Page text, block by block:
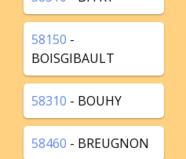
58150 -
BOISGIBAULT
58310 - BOUHY
58460 - BREUGNON